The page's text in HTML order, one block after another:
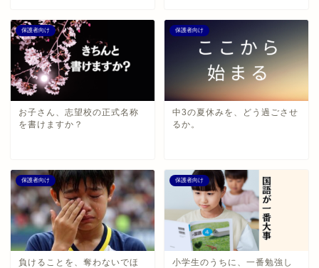
保護者向け
お子さん、志望校の正式名称
を書けますか？
保護者向け
中3の夏休みを、どう過ごさせ
るか。
保護者向け
負けることを、奪わないでほ
保護者向け
小学生のうちに、一番勉強し